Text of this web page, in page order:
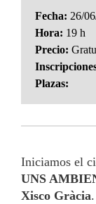
Fecha: 26/
Hora: 19 h
Precio:
Plazas:
Iniciamos el
UNS
Xisco Gràcia.